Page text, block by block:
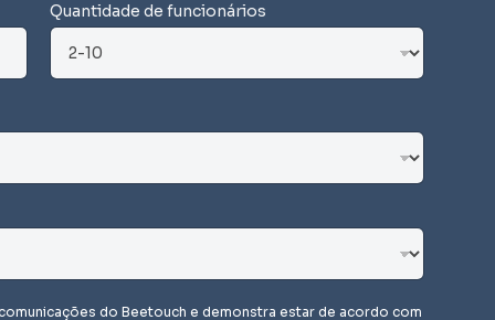
Quantidade de funcionários
do Beetouch e demonstra estar de acordo com